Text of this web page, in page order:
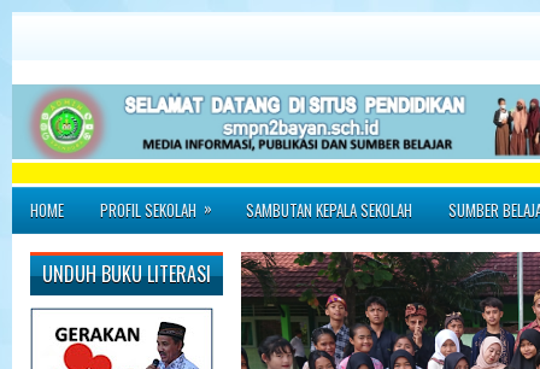
HOME PROFIL SEKOLAH » SAMBUTAN KEPALA SEKOLAH SUMBER
UNDUH BUKU LITERASI